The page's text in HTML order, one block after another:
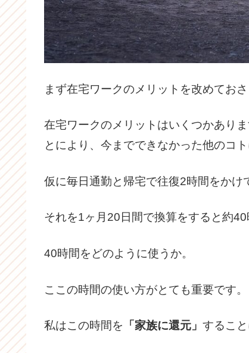
まず在宅ワークのメリットを改めてお
在宅ワークのメリットはいくつかあり
とにより、今までできなかった他のコ
仮に毎日通勤と帰宅で往復2時間をかけ
それを1ヶ月20日間で換算をすると約40
40時間をどのように使うか。
ここの時間の使い方がとても重要です。
私はこの時間を 「家族に還元」 すること